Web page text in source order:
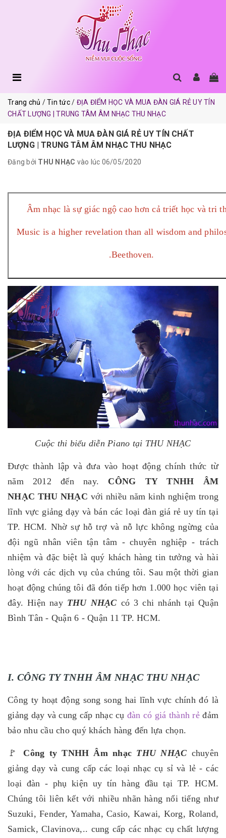
Trang chủ Tin tức
ĐỊA ĐIỂM HỌC VÀ MUA ĐÀN GIÁ RẺ UY TÍN
CHẤT LƯỢNG | TRUNG TÂM ÂM NHẠC THU NHẠC
ĐỊA ĐIỂM HỌC VÀ MUA ĐÀN GIÁ RẺ UY TÍN CHẤT
LƯỢNG | TRUNG TÂM ÂM NHẠC THU NHẠC
Đăng bởi THU NHẠC vào lúc 06/05/2020
Âm nhạc là sự giác ngộ cao hơn cả triết học và tri
Music is a higher revelation than all wisdom and
.Beethoven.
Cuộc thi biểu diễn Piano tại THU NHẠC
Được thành lập và đưa vào hoạt động chính thức từ
năm 2012 đến nay. CÔNG TY TNHH ÂM
NHẠC THU NHẠC với nhiều năm kinh nghiệm trong
lĩnh vực giảng dạy và bán các loại đàn giá rẻ uy tín tại
TP. HCM. Nhờ sự hỗ trợ và nỗ lực không ngừng của
đội ngũ nhân viên tận tâm - chuyên nghiệp - trách
nhiệm và đặc biệt là quý khách hàng tin tưởng và hài
lòng với các dịch vụ của chúng tôi. Sau một thời gian
hoạt động chúng tôi đã đón tiếp hơn 1.000 học viên tại
đây. Hiện nay THU NHẠC có 3 chi nhánh tại Quận
Bình Tân - Quận 6 - Quận 11 TP. HCM.
I. CÔNG TY TNHH ÂM NHẠC THU NHẠC
Công ty hoạt động song song hai lĩnh vực chính đó là
giảng dạy và cung cấp nhạc cụ đàn có giá thành rẻ đảm
bảo nhu cầu cho quý khách hàng đến lựa chọn.
🚩 Công ty TNHH Âm nhạc THU NHẠC chuyên
giảng dạy và cung cấp các loại nhạc cụ sỉ và lẻ - các
loại đàn - phụ kiện uy tín hàng đầu tại TP. HCM.
Chúng tôi liên kết với nhiều nhãn hàng nổi tiếng như
Suzuki, Fender, Yamaha, Casio, Kawai, Korg, Roland,
Samick, Clavinova,.. cung cấp các nhạc cụ chất lượng